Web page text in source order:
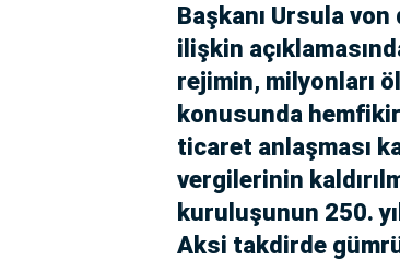
Başkanı Ursula
ilişkin
rejimin, milyonları
konusunda
ticaret anlaşması
vergilerinin
kuruluşunun 250.
Aksi takdirde